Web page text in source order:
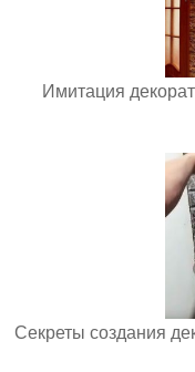
Имитация
Секреты создания